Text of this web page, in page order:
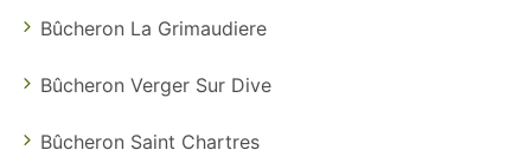
Bûcheron La Grimaudiere
Bûcheron Verger Sur Dive
Bûcheron Saint Chartres